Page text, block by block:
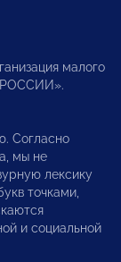
малого
РОССИИ».
Согласно
мы не
лексику
точками,
и социальной